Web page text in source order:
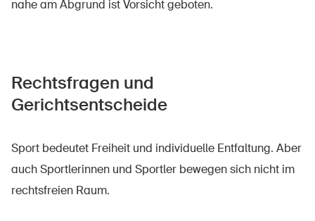
nahe am Abgrund ist Vorsicht geboten.
Rechtsfragen und
Gerichtsentscheide
Sport bedeutet Freiheit und individuelle Entfaltung. Aber
auch Sportlerinnen und Sportler bewegen sich nicht im
rechtsfreien Raum.